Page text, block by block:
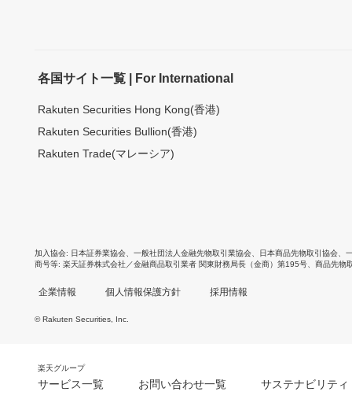
各国サイト一覧 | For International
Rakuten Securities Hong Kong(香港)
Rakuten Securities Bullion(香港)
Rakuten Trade(マレーシア)
加入協会 日本証券業協会 一般社団法人金融先物取引業協会 日本商品先物取引協会
商号等 楽天証券株式会社／金融商品取引業者 関東財務局長（金商）第195号、商品先物
企業情報 個人情報保護方針 採用情報
© Rakuten Securities, Inc.
楽天グループ
サービス一覧 お問い合わせ一覧 サステナビリティ